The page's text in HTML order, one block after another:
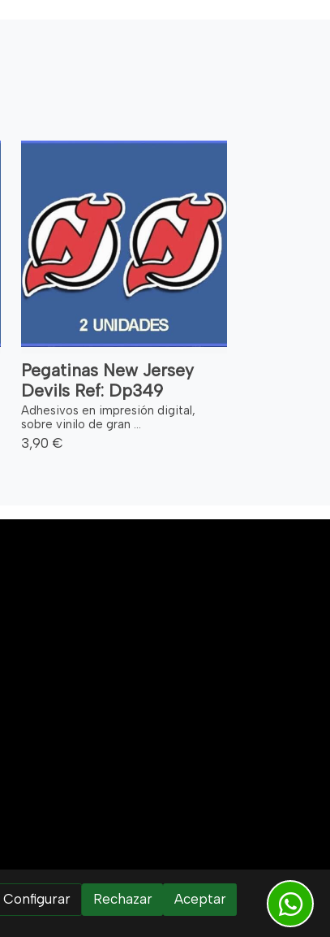
Pegatinas New Jersey
Devils Ref: Dp349
Adhesivos en impresión digital,
sobre vinilo de gran ...
3,90 €
Configurar Rechazar Aceptar